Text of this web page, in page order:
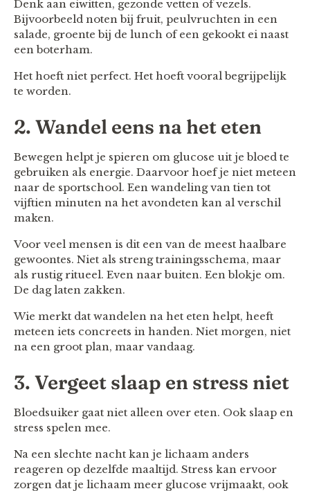
Denk aan eiwitten, gezonde vetten of vezels.
Bijvoorbeeld noten bij fruit, peulvruchten in een
salade, groente bij de lunch of een gekookt ei naast
een boterham.
Het hoeft niet perfect. Het hoeft vooral begrijpelijk
te worden.
2. Wandel eens na het eten
Bewegen helpt je spieren om glucose uit je bloed te
gebruiken als energie. Daarvoor hoef je niet meteen
naar de sportschool. Een wandeling van tien tot
vijftien minuten na het avondeten kan al verschil
maken.
Voor veel mensen is dit een van de meest haalbare
gewoontes. Niet als streng trainingsschema, maar
als rustig ritueel. Even naar buiten. Een blokje om.
De dag laten zakken.
Wie merkt dat wandelen na het eten helpt, heeft
meteen iets concreets in handen. Niet morgen, niet
na een groot plan, maar vandaag.
3. Vergeet slaap en stress niet
Bloedsuiker gaat niet alleen over eten. Ook slaap en
stress spelen mee.
Na een slechte nacht kan je lichaam anders
reageren op dezelfde maaltijd. Stress kan ervoor
zorgen dat je lichaam meer glucose vrijmaakt, ook